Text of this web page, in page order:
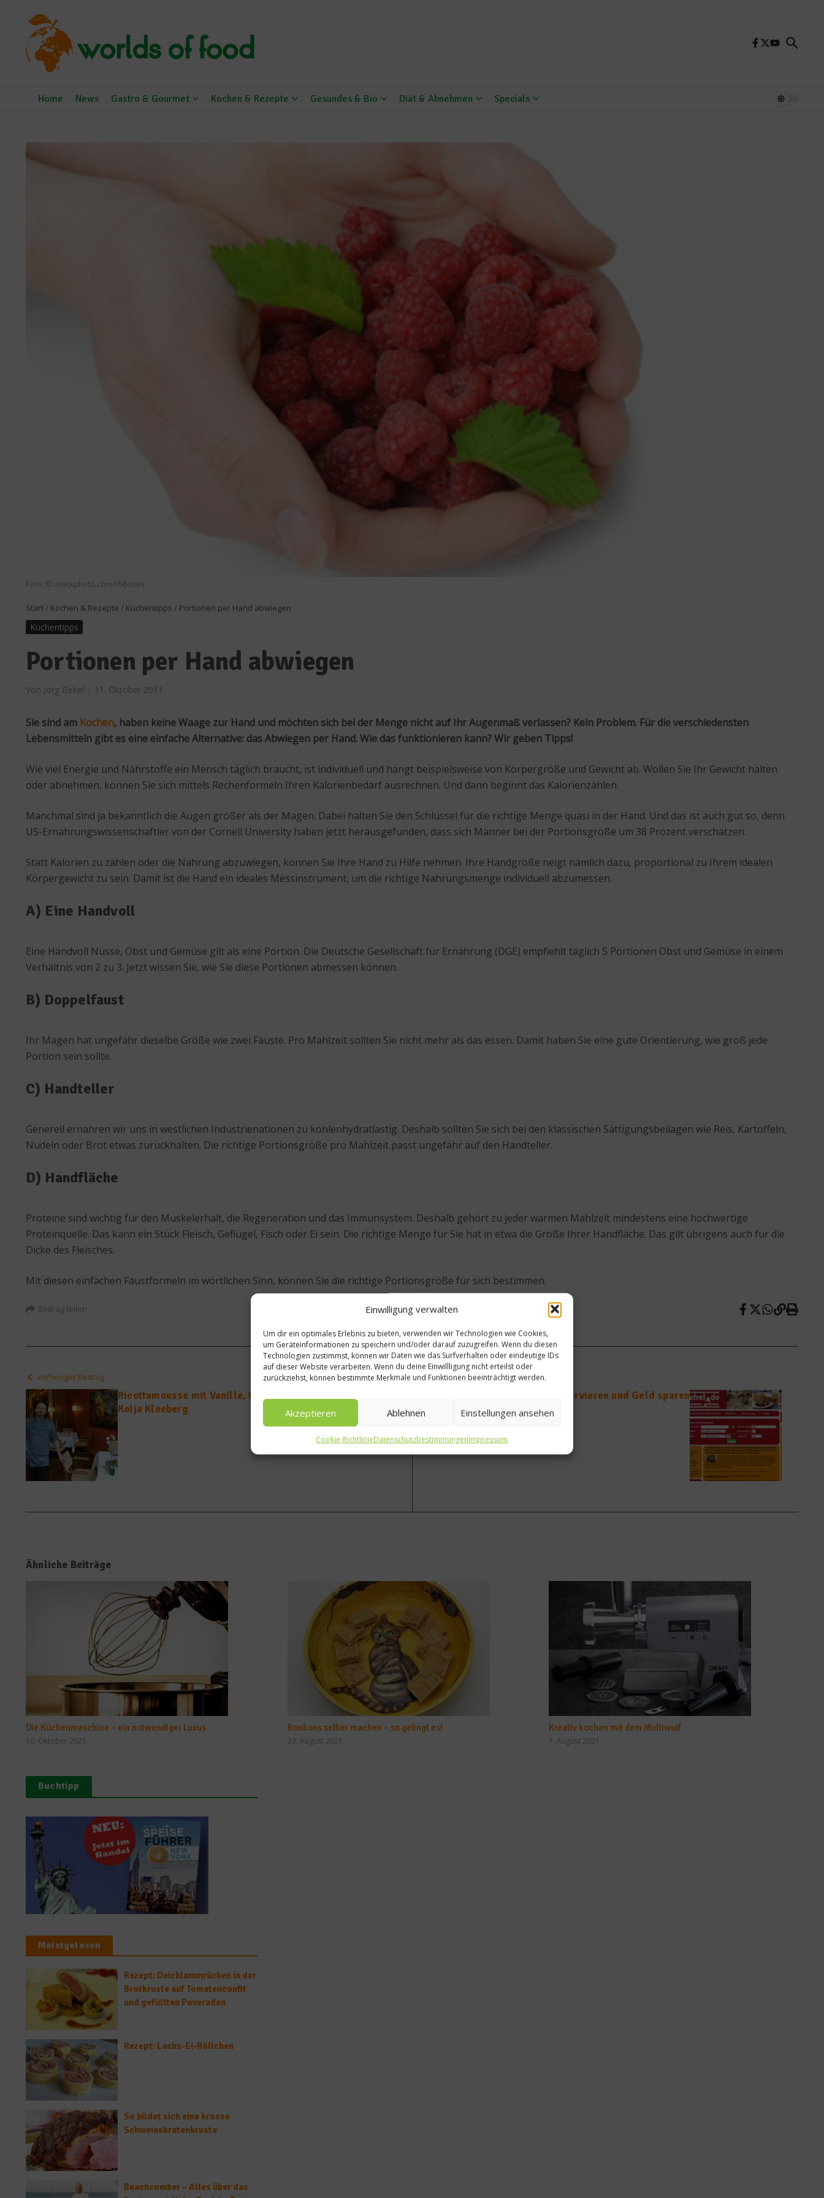
Einwilligung verwalten
Um dir ein optimales Erlebnis zu bieten, verwenden wir Technologien wie Cookies,
um Geräteinformationen zu speichern und/oder darauf zuzugreifen. Wenn du diesen
Technologien zustimmst, können wir Daten wie das Surfverhalten oder eindeutige IDs
auf dieser Website verarbeiten. Wenn du deine Einwillligung nicht erteilst oder
zurückziehst, können bestimmte Merkmale und Funktionen beeinträchtigt werden.
Akzeptieren Ablehnen Einstellungen ansehen
Cookie-RichtlinieDatenschutzbestimmungenImpressum
Home News Gastro & Gourmet Kochen & Rezepte Gesundes & Bio Diät & Abnehmen Specials
Foto: © istockphoto.com/VMJones
Start/ Kochen & Rezepte / Küchentipps / Portionen per Hand abwiegen
Küchentipps
Portionen per Hand abwiegen
Von Jörg Birkel 11. Oktober 2011
Sie sind am Kochen, haben keine Waage zur Hand und möchten sich bei der Menge nicht auf Ihr Augenmaß verlassen? Kein Problem. Für die verschiedensten
Lebensmitteln gibt es eine einfache Alternative: das Abwiegen per Hand. Wie das funktionieren kann? Wir geben Tipps!
Wie viel Energie und Nährstoffe ein Mensch täglich braucht, ist individuell und hängt beispielsweise von Körpergröße und Gewicht ab. Wollen Sie Ihr Gewicht halten
oder abnehmen, können Sie sich mittels Rechenformeln Ihren Kalorienbedarf ausrechnen. Und dann beginnt das Kalorienzählen.
Manchmal sind ja bekanntlich die Augen größer als der Magen. Dabei halten Sie den Schlüssel für die richtige Menge quasi in der Hand. Und das ist auch gut so, denn
US-Ernährungswissenschaftler von der Cornell University haben jetzt herausgefunden, dass sich Männer bei der Portionsgröße um 38 Prozent verschätzen.
Statt Kalorien zu zählen oder die Nahrung abzuwiegen, können Sie Ihre Hand zu Hilfe nehmen. Ihre Handgröße neigt nämlich dazu, proportional zu Ihrem idealen
Körpergewicht zu sein. Damit ist die Hand ein ideales Messinstrument, um die richtige Nahrungsmenge individuell abzumessen.
A) Eine Handvoll
Eine Handvoll Nüsse, Obst und Gemüse gilt als eine Portion. Die Deutsche Gesellschaft für Ernährung (DGE) empfiehlt täglich 5 Portionen Obst und Gemüse in einem
Verhältnis von 2 zu 3. Jetzt wissen Sie, wie Sie diese Portionen abmessen können.
B) Doppelfaust
Ihr Magen hat ungefähr dieselbe Größe wie zwei Fäuste. Pro Mahlzeit sollten Sie nicht mehr als das essen. Damit haben Sie eine gute Orientierung, wie groß jede
Portion sein sollte.
C) Handteller
Generell ernähren wir uns in westlichen Industrienationen zu kohlenhydratlastig. Deshalb sollten Sie sich bei den klassischen Sättigungsbeilagen wie Reis, Kartoffeln,
Nudeln oder Brot etwas zurückhalten. Die richtige Portionsgröße pro Mahlzeit passt ungefähr auf den Handteller.
D) Handfläche
Proteine sind wichtig für den Muskelerhalt, die Regeneration und das Immunsystem. Deshalb gehört zu jeder warmen Mahlzeit mindestens eine hochwertige
Proteinquelle. Das kann ein Stück Fleisch, Geflügel, Fisch oder Ei sein. Die richtige Menge für Sie hat in etwa die Größe Ihrer Handfläche. Das gilt übrigens auch für die
Dicke des Fleisches.
Mit diesen einfachen Faustformeln im wörtlichen Sinn, können Sie die richtige Portionsgröße für sich bestimmen.
Beitrag teilen
vorheriger Beitrag
Ricottamousse mit Vanille, Feige und Kokos – Rezept von
Kolja Kleeberg
Nächster Beitrag
tischefrei.de – Online Tische reservieren und Geld sparen
Ähnliche Beiträge
Die Küchenmaschine – ein notwendiger Luxus
10. Oktober 2021
Bonbons selber machen – so gelingt es!
23. August 2021
Kreativ kochen mit dem Multiwolf
7. August 2021
Buchtipp
Meistgelesen
Rezept: Deichlammrücken in der
Brotkruste auf Tomatenconfit
und gefüllten Poveraden
Rezept: Lachs-Ei-Röllchen
So bildet sich eine krosse
Schweinebratenkruste
Beachcomber – Alles über das